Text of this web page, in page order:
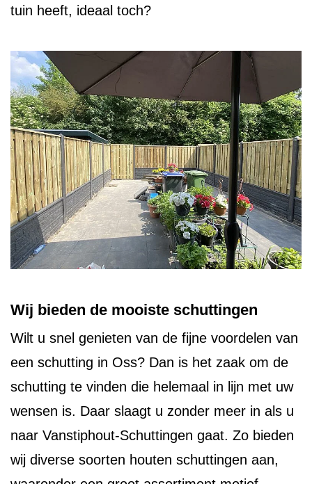
tuin heeft, ideaal toch?
Wij bieden de mooiste schuttingen
Wilt u snel genieten van de fijne voordelen van
een schutting in Oss? Dan is het zaak om de
schutting te vinden die helemaal in lijn met uw
wensen is. Daar slaagt u zonder meer in als u
naar Vanstiphout-Schuttingen gaat. Zo bieden
wij diverse soorten houten schuttingen aan,